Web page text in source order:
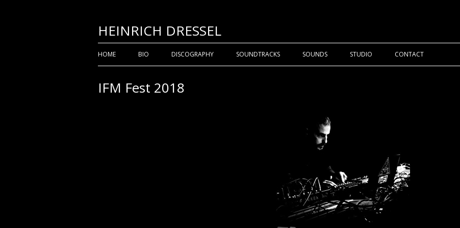
HEINRICH DRESSEL
Menu
HOME BIO DISCOGRAPHY SOUNDTRACKS SOUNDS STUDIO CONTACT
IFM Fest 2018